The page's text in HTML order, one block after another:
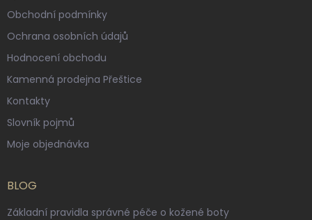
Obchodní podmínky
Ochrana osobních údajů
Hodnocení obchodu
Kamenná prodejna Přeštice
Kontakty
Slovník pojmů
Moje objednávka
BLOG
Základní pravidla správné péče o kožené boty